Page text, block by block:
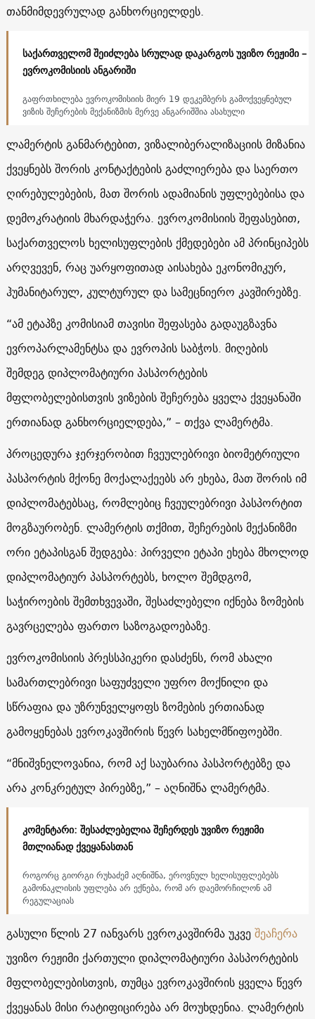
თანმიმდევრულად განხორციელდეს.
საქართველომ შეიძლება სრულად დაკარგოს უვიზო რეჟიმი –
ევროკომისიის ანგარიში
გაფრთხილება ევროკომისიის მიერ 19 დეკემბერს გამოქვეყნებულ
ვიზის შეჩერების მექანიზმის მერვე ანგარიშშია ასახული
ლამერტის განმარტებით, ვიზალიბერალიზაციის მიზანია
ქვეყნებს შორის კონტაქტების გაძლიერება და საერთო
ღირებულებების, მათ შორის ადამიანის უფლებებისა და
დემოკრატიის მხარდაჭერა. ევროკომისიის შეფასებით,
საქართველოს ხელისუფლების ქმედებები ამ პრინციპებს
არღვევენ, რაც უარყოფითად აისახება ეკონომიკურ,
ჰუმანიტარულ, კულტურულ და სამეცნიერო კავშირებზე.
“ამ ეტაპზე კომისიამ თავისი შეფასება გადაუგზავნა
ევროპარლამენტსა და ევროპის საბჭოს. მიღების
შემდეგ დიპლომატიური პასპორტების
მფლობელებისთვის ვიზების შეჩერება ყველა ქვეყანაში
ერთიანად განხორციელდება,” – თქვა ლამერტმა.
პროცედურა ჯერჯერობით ჩვეულებრივი ბიომეტრიული
პასპორტის მქონე მოქალაქეებს არ ეხება, მათ შორის იმ
დიპლომატებსაც, რომლებიც ჩვეულებრივი პასპორტით
მოგზაურობენ. ლამერტის თქმით, შეჩერების მექანიზმი
ორი ეტაპისგან შედგება: პირველი ეტაპი ეხება მხოლოდ
დიპლომატიურ პასპორტებს, ხოლო შემდგომ,
საჭიროების შემთხვევაში, შესაძლებელი იქნება ზომების
გავრცელება ფართო საზოგადოებაზე.
ევროკომისიის პრესსპიკერი დასძენს, რომ ახალი
სამართლებრივი საფუძველი უფრო მოქნილი და
სწრაფია და უზრუნველყოფს ზომების ერთიანად
გამოყენებას ევროკავშირის წევრ სახელმწიფოებში.
“მნიშვნელოვანია, რომ აქ საუბარია პასპორტებზე და
არა კონკრეტულ პირებზე,” – აღნიშნა ლამერტმა.
კომენტარი: შესაძლებელია შეჩერდეს უვიზო რეჟიმი
მთლიანად ქვეყანასთან
როგორც გიორგი რუხაძემ აღნიშნა, ეროვნულ ხელისუფლებებს
გამონაკლისის უფლება არ ექნება, რომ არ დაემორჩილონ ამ
რეგულაციას
გასული წლის 27 იანვარს ევროკავშირმა უკვეშეაჩერა
უვიზო რეჟიმი ქართული დიპლომატიური პასპორტების
მფლობელებისთვის, თუმცა ევროკავშირის ყველა წევრ
ქვეყანას მისი რატიფიცირება არ მოუხდენია. ლამერტის